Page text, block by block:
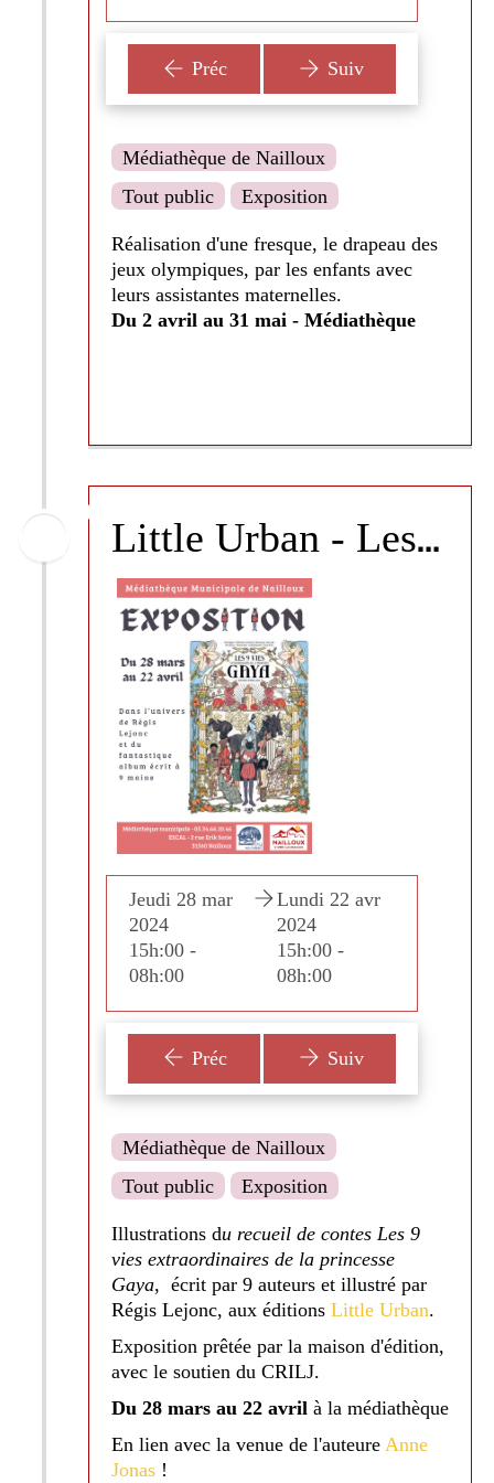
Préc Suiv
Médiathèque de Nailloux
Tout public
Exposition
Réalisation d'une fresque, le drapeau des
jeux olympiques, par les enfants avec
leurs assistantes maternelles.
Du 2 avril au 31 mai - Médiathèque
L
ittle Urban - Les 9 vies extraordinaires de la princesse Gaya
Jeudi 28 mar
2024
15h:00 -
08h:00
Lundi 22 avr
2024
15h:00 -
08h:00
Préc Suiv
Médiathèque de Nailloux
Tout public
Exposition
Illustrations du recueil de contes Les 9
vies extraordinaires de la princesse
Gaya, écrit par 9 auteurs et illustré par
Régis Lejonc, aux éditions Little Urban.
Exposition prêtée par la maison d'édition,
avec le soutien du CRILJ.
Du 28 mars au 22 avril à la médiathèque
En lien avec la venue de l'auteure Anne
Jonas !